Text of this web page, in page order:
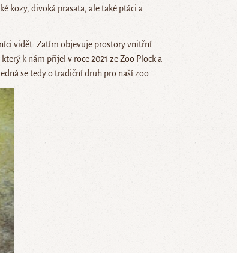
kozy, divoká prasata, ale také ptáci a
vidět. Zatím objevuje prostory vnitřní
k nám přijel v roce 2021 ze Zoo Plock a
se tedy o tradiční druh pro naší zoo.